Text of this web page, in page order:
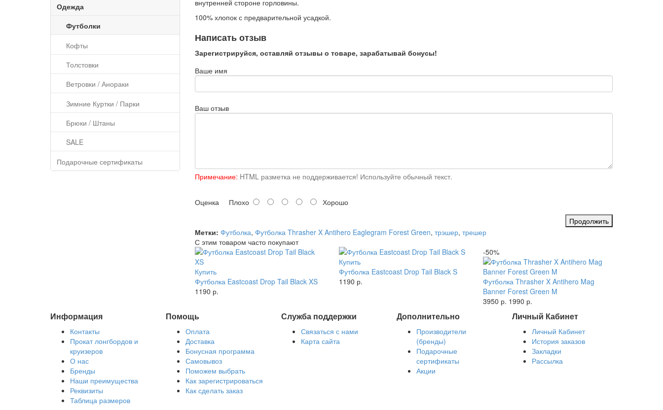
Одежда
Футболки
Кофты
Толстовки
Ветровки / Анораки
Зимние Куртки / Парки
Брюки / Штаны
SALE
Подарочные сертификаты
внутренней стороне горловины.
100% хлопок с предварительной усадкой.
Написать отзыв
Зарегистрируйся, оставляй отзывы о товаре, зарабатывай бонусы!
Ваше имя
Ваш отзыв
Примечание: HTML разметка не поддерживается! Используйте обычный текст.
ОценкаПлохо
Хорошо
Продолжить
Метки: Футболка, Футболка Thrasher X Antihero Eaglegram Forest Green, трэшер, трешер
С этим товаром часто покупают
Купить
Футболка Eastcoast Drop Tail Black XS
1190 р.
Купить
Футболка Eastcoast Drop Tail Black S
1190 р.
-50%
Футболка Thrasher X Antihero Mag
Banner Forest Green M
3950 р. 1990 р.
Информация
Контакты
Прокат лонгбордов и
круизеров
О нас
Бренды
Наши преимущества
Реквизиты
Таблица размеров
Помощь
Оплата
Доставка
Бонусная программа
Самовывоз
Поможем выбрать
Как зарегистрироваться
Как сделать заказ
Служба поддержки
Связаться с нами
Карта сайта
Дополнительно
Производители
(бренды)
Подарочные
сертификаты
Акции
Личный Кабинет
Личный Кабинет
История заказов
Закладки
Рассылка